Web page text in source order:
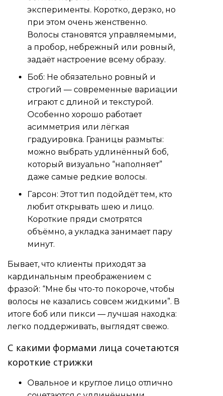
эксперименты. Коротко, дерзко, но
при этом очень женственно.
Волосы становятся управляемыми,
а пробор, небрежный или ровный,
задаёт настроение всему образу.
Боб: Не обязательно ровный и
строгий — современные вариации
играют с длиной и текстурой.
Особенно хорошо работает
асимметрия или лёгкая
градуировка. Границы размыты:
можно выбрать удлинённый боб,
который визуально “наполняет”
даже самые редкие волосы.
Гарсон: Этот тип подойдёт тем, кто
любит открывать шею и лицо.
Короткие пряди смотрятся
объёмно, а укладка занимает пару
минут.
Бывает, что клиенты приходят за
кардинальным преображением с
фразой: “Мне бы что-то покороче, чтобы
волосы не казались совсем жидкими”. В
итоге боб или пикси — лучшая находка:
легко поддерживать, выглядят свежо.
С какими формами лица сочетаются
короткие стрижки
Овальное и круглое лицо отлично